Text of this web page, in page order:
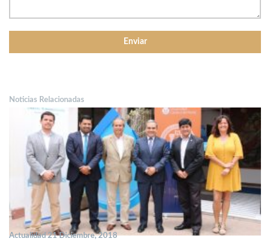
Noticias Relacionadas
Actualidad 21 Diciembre, 2018